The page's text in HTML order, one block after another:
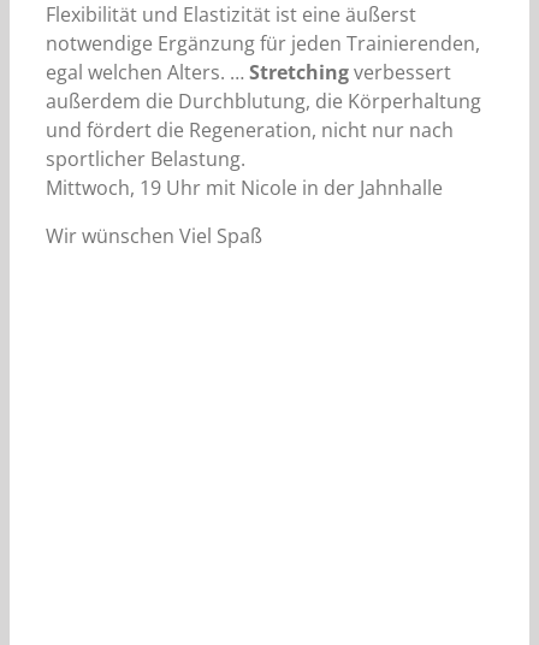
Flexibilität und Elastizität ist eine äußerst
notwendige Ergänzung für jeden Trainierenden,
egal welchen Alters. … Stretchingverbessert
außerdem die Durchblutung, die Körperhaltung
und fördert die Regeneration, nicht nur nach
sportlicher Belastung.
Mittwoch, 19 Uhr mit Nicole in der Jahnhalle
Wir wünschen Viel Spaß